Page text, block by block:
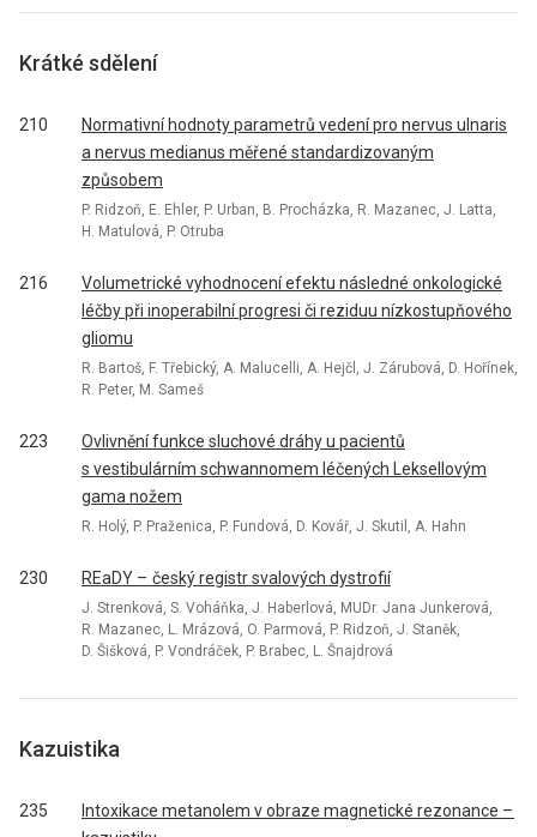
Krátké sdělení
210
Normativní hodnoty parametrů vedení pro nervus ulnaris
a nervus medianus měřené standardizovaným
způsobem
P. Ridzoň, E. Ehler, P. Urban, B. Procházka, R. Mazanec, J. Latta,
H. Matulová, P. Otruba
216
Volumetrické vyhodnocení efektu následné onkologické
léčby při inoperabilní progresi či reziduu nízkostupňového
gliomu
R. Bartoš, F. Třebický, A. Malucelli, A. Hejčl, J. Zárubová, D. Hořínek,
R. Peter, M. Sameš
223
Ovlivnění funkce sluchové dráhy u pacientů
s vestibulárním schwannomem léčených Leksellovým
gama nožem
R. Holý, P. Praženica, P. Fundová, D. Kovář, J. Skutil, A. Hahn
230 REaDY – český registr svalových dystrofií
J. Strenková, S. Voháňka, J. Haberlová, MUDr. Jana Junkerová,
R. Mazanec, L. Mrázová, O. Parmová, P. Ridzoň, J. Staněk,
D. Šišková, P. Vondráček, P. Brabec, L. Šnajdrová
Kazuistika
235
Intoxikace metanolem v obraze magnetické rezonance –